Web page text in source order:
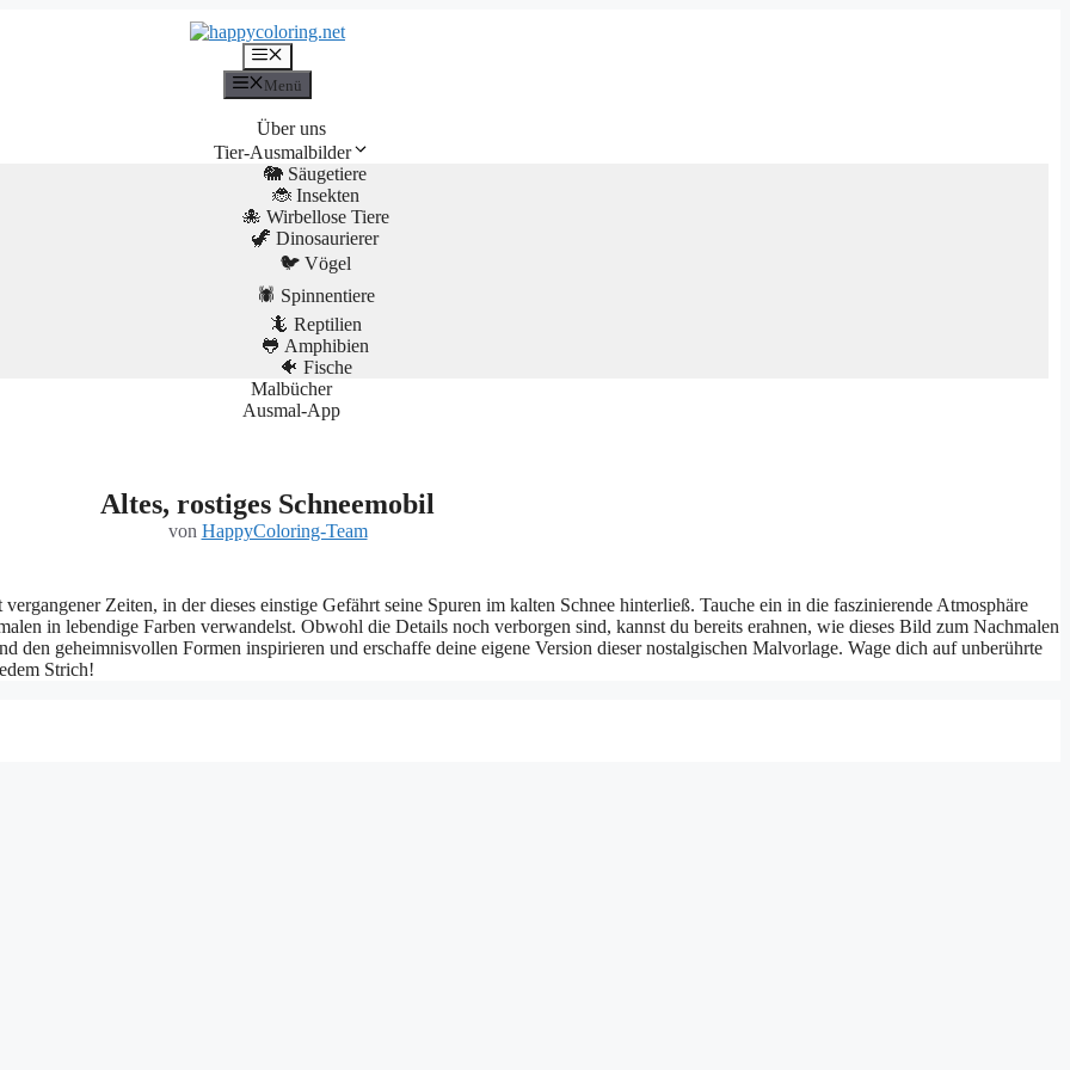
Menü
Über uns
Tier-Ausmalbilder
🐘 Säugetiere
🐞 Insekten
🐙 Wirbellose Tiere
🦖 Dinosaurierer
🐦 Vögel
🕷️ Spinnentiere
🦎 Reptilien
🐸 Amphibien
🐠 Fische
Malbücher
Ausmal-App
Altes, rostiges Schneemobil
von HappyColoring-Team
Zeiten, in der dieses einstige Gefährt seine Spuren im kalten Schnee hinterließ. Tauche ein in die faszinierende Atmosphäre
in lebendige Farben verwandelst. Obwohl die Details noch verborgen sind, kannst du bereits erahnen, wie dieses Bild zum Nachmalen
den geheimnisvollen Formen inspirieren und erschaffe deine eigene Version dieser nostalgischen Malvorlage. Wage dich auf unberührte
Strich!